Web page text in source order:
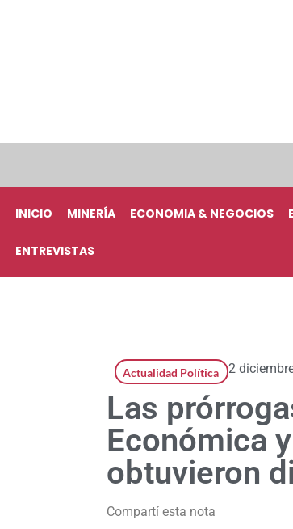
INICIO MINERÍA ECONOMIA & NEGOCIOS
ENTREVISTAS
Actualidad Política 2
Las
Económica
obtuvieron
Compartí esta nota